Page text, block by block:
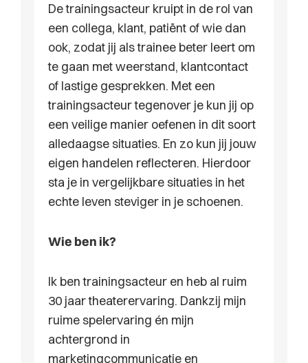
De trainingsacteur kruipt in de rol van
een collega, klant, patiënt of wie dan
ook, zodat jij als trainee beter leert om
te gaan met weerstand, klantcontact
of lastige gesprekken. Met een
trainingsacteur tegenover je kun jij op
een veilige manier oefenen in dit soort
alledaagse situaties. En zo kun jij jouw
eigen handelen reflecteren. Hierdoor
sta je in vergelijkbare situaties in het
echte leven steviger in je schoenen.
Wie ben ik?
Ik ben trainingsacteur en heb al ruim
30 jaar theaterervaring. Dankzij mijn
ruime spelervaring én mijn
achtergrond in
marketingcommunicatie en